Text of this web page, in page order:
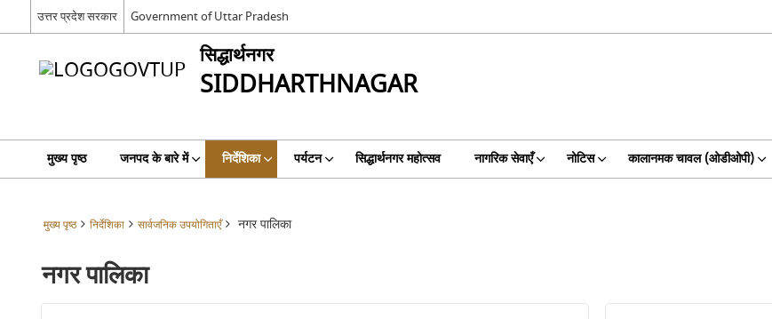
उत्तर प्रदेश सरकार Government of Uttar Pradesh
सिद्धार्थनगर
SIDDHARTHNAGAR
मुख्य पृष्ठ जनपद के बारे में निर्देशिका पर्यटन सिद्धार्थनगर महोत्सव नागरिक सेवाएँ नोटिस कालानमक चावल (ओडीओपी)
मुख्य पृष्ठ निर्देशिका सार्वजनिक उपयोगिताएँ नगर पालिका
नगर पालिका